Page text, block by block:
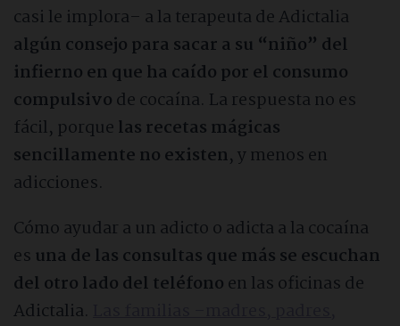
Adicciones
Haz tu test de adicciones
Cocaína
Alcoholismo
Cannabis
casi le implora– a la terapeuta de Adictalia
algún consejo para sacar a su “niño” del
infierno en que ha caído por el consumo
compulsivo de cocaína. La respuesta no es
fácil, porque las recetas mágicas
sencillamente no existen, y menos en
adicciones.
Cómo ayudar a un adicto o adicta a la cocaína
es una de las consultas que más se escuchan
del otro lado del teléfono en las oficinas de
Adictalia.